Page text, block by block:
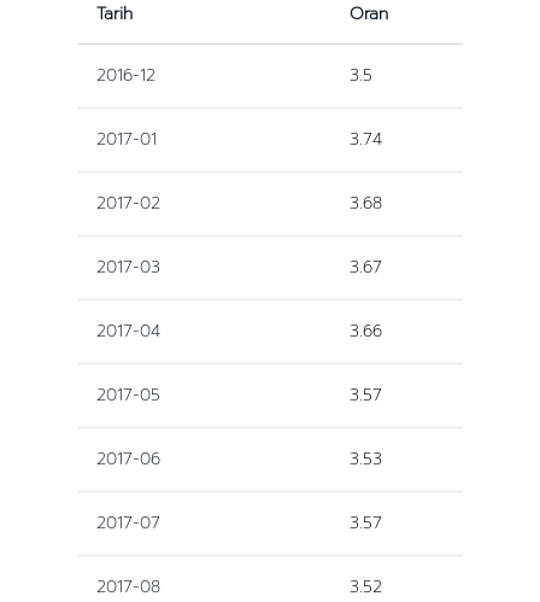
Tarih Oran
2016-12 3.5
2017-01 3.74
2017-02 3.68
2017-03 3.67
2017-04 3.66
2017-05 3.57
2017-06 3.53
2017-07 3.57
2017-08 3.52